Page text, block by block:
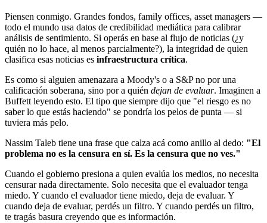
Piensen conmigo. Grandes fondos, family offices, asset managers —
todo el mundo usa datos de credibilidad mediática para calibrar
análisis de sentimiento. Si operás en base al flujo de noticias (¿y
quién no lo hace, al menos parcialmente?), la integridad de quien
clasifica esas noticias es infraestructura crítica.
Es como si alguien amenazara a Moody's o a S&P no por una
calificación soberana, sino por a quién dejan de evaluar. Imaginen a
Buffett leyendo esto. El tipo que siempre dijo que "el riesgo es no
saber lo que estás haciendo" se pondría los pelos de punta — si
tuviera más pelo.
Nassim Taleb tiene una frase que calza acá como anillo al dedo: "El
problema no es la censura en sí. Es la censura que no ves."
Cuando el gobierno presiona a quien evalúa los medios, no necesita
censurar nada directamente. Solo necesita que el evaluador tenga
miedo. Y cuando el evaluador tiene miedo, deja de evaluar. Y
cuando deja de evaluar, perdés un filtro. Y cuando perdés un filtro,
te tragás basura creyendo que es información.